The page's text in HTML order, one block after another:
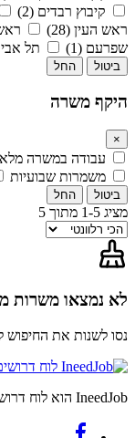
קיבוץ רבדים (2)
ראש העין (28)
שפרעם (1)
תל אביב
ביטול החל
היקף משרה
×
עבודה במשרה
משמרות שבועיות
ביטול החל
מציג 1-5 מתוך 5
לא נמצאו משרות
נסו לשנות את החיפוש
לוח
IneedJob הוא לוח דרושים מתקדם המאפשר חיפוש הצעות עבודה בקלות. מצאו את הקריירה החדשה שלכם היום.